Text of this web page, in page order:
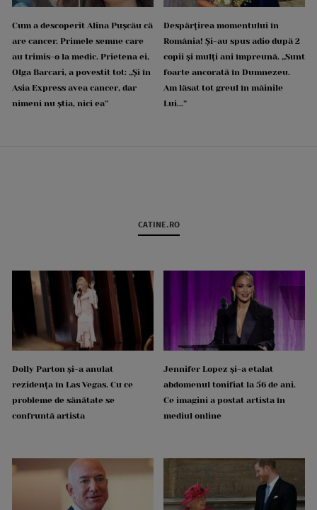
Cum a descoperit Alina Pușcău că
are cancer. Primele semne care
au trimis-o la medic. Prietena ei,
Olga Barcari, a povestit tot: „Și în
Asia Express avea cancer, dar
nimeni nu știa, nici ea”
Despărțirea momentului în
România! Și-au spus adio după 2
copii și mulți ani împreună. „Sunt
foarte ancorată în Dumnezeu.
Am lăsat tot greul în mâinile
Lui...”
CATINE.RO
Dolly Parton și-a anulat
rezidența în Las Vegas. Cu ce
probleme de sănătate se
confruntă artista
Jennifer Lopez și-a etalat
abdomenul tonifiat la 56 de ani.
Ce imagini a postat artista în
mediul online